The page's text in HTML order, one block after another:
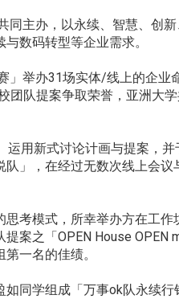
同主办，以永续、智慧、创
数码转型等企业需求。
举办31场实体/线上的企业
队提案争取荣誉，亚洲大
用新式讨论计画与提案，
」，在经过无数次线上会
考模式，所幸举办方在工
案之「OPEN House OPEN
一名的佳绩。
同学组成「万事ok队永续